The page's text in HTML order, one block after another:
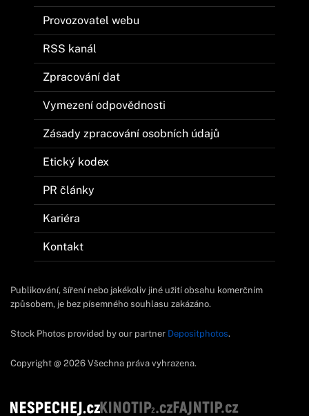
Provozovatel webu
RSS kanál
Zpracování dat
Vymezení odpovědnosti
Zásady zpracování osobních údajů
Etický kodex
PR články
Kariéra
Kontakt
Publikování, šíření nebo jakékoliv jiné užití obsahu komerčním
způsobem, je bez písemného souhlasu zakázáno.
Stock Photos provided by our partner Depositphotos.
Copyright @ 2026 Všechna práva vyhrazena.